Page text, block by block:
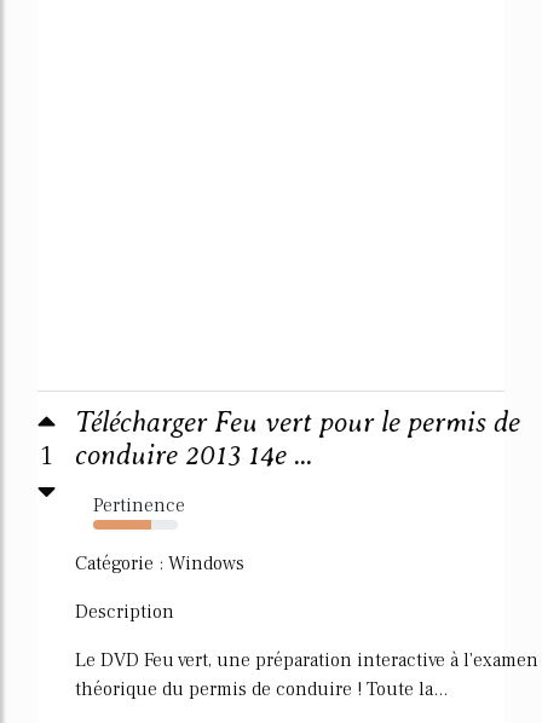
1
Télécharger Feu vert pour le permis de
conduire 2013 14e ...
Pertinence
68%
Catégorie : Windows
Description
Le DVD Feu vert, une préparation interactive à l'examen
théorique du permis de conduire ! Toute la...